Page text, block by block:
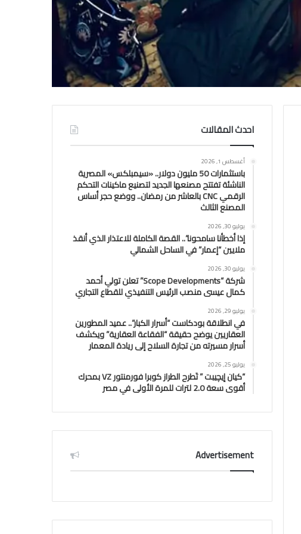
احدث المقالات
أغسطس 1, 2026
باستثمارات 50 مليون دولار.. «سيمبلكس» المصرية
الناشئة تفتتح مصنعها الجديد لتصنيع ماكينات التحكم
الرقمي CNC بالعاشر من رمضان.. ووضع حجر أساس
المصنع الثالث
يوليو 30, 2026
إذا أخطأنا سامحونا”.. القصة الكاملة للاعتذار الذي أنقذ
ملايين “إعمار” في الساحل الشمالي
يوليو 30, 2026
شركة “Scope Developments” تعلن تولي أحمد
كمال عيسى منصب الرئيس التنفيذي للقطاع التجاري
يوليو 29, 2026
في انطلاقة بودكاست “أسرار الكبار”.. عميد المطورين
العقاريين يوضح حقيقة “الفقاعة العقارية” ويكشف
أسرار مسيرته من تجارة السلاح إلى ريادة المعمار
يوليو 25, 2026
“كيان إيچيبت ” تَطرح الطراز كوبرا فورمنتور VZ بمحرك
أقوى سعة 2.0 لترات للمرة الأولى في مصر
Advertisement